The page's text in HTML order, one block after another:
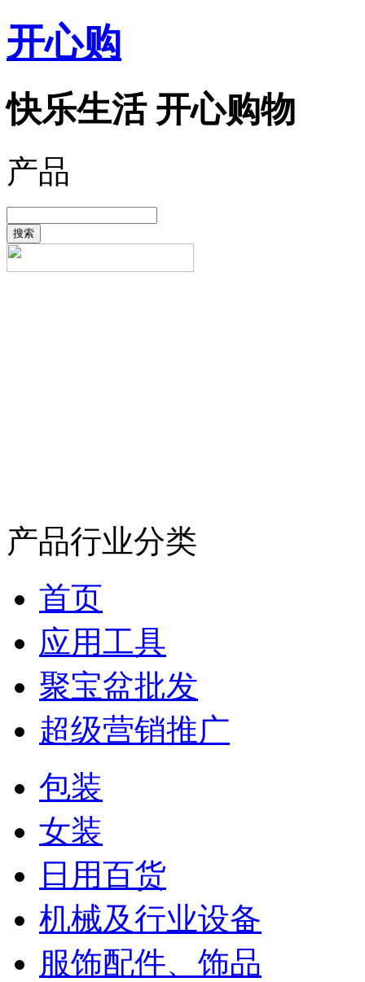
开心购
快乐生活 开心购物
产品
搜索
产品行业分类
首页
应用工具
聚宝盆批发
超级营销推广
包装
女装
日用百货
机械及行业设备
服饰配件、饰品